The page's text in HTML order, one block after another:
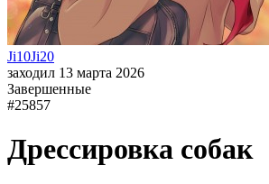
Ji10Ji20
заходил 13 марта 2026
Завершенные
#25857
Дрессировка собак